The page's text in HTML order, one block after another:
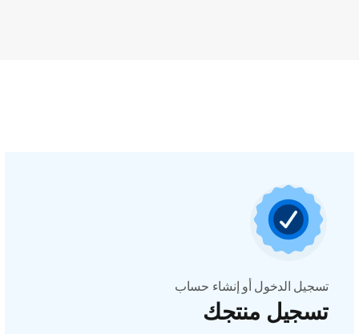
تسجيل الدخول أو إنشاء حساب
تسجيل منتجك